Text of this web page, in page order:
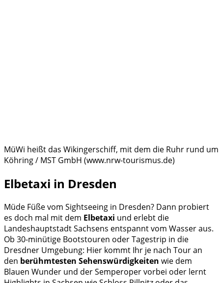
MüWi heißt das Wikingerschiff, mit dem die Ruhr rund
Köhring / MST GmbH (www.nrw-tourismus.de)
Elbetaxi in Dresden
Müde Füße vom Sightseeing in Dresden? Dann probiert
es doch mal mit dem Elbetaxi und erlebt die
Landeshauptstadt Sachsens entspannt vom Wasser aus.
Ob 30-minütige Bootstouren oder Tagestrip in die
Dresdner Umgebung: Hier kommt Ihr je nach Tour an
den berühmtesten Sehenswürdigkeiten wie dem
Blauen Wunder und der Semperoper vorbei oder lernt